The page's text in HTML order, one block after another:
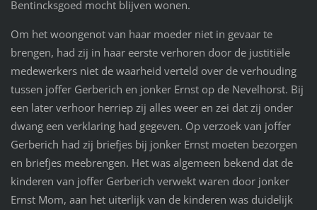
Bentincksgoed mocht blijven wonen.
Om het woongenot van haar moeder niet in gevaar te
brengen, had zij in haar eerste verhoren door de justitiële
medewerkers niet de waarheid verteld over de verhouding
tussen joffer Gerberich en jonker Ernst op de Nevelhorst. Bij
een later verhoor herriep zij alles weer en zei dat zij onder
dwang een verklaring had gegeven. Op verzoek van joffer
Gerberich had zij briefjes bij jonker Ernst moeten bezorgen
en briefjes meebrengen. Het was algemeen bekend dat de
kinderen van joffer Gerberich verwekt waren door jonker
Ernst Mom, aan het uiterlijk van de kinderen was duidelijk